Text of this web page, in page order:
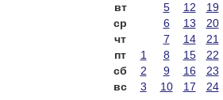
вт
5 12 19
ср
6 13 20
чт
7 14 21
пт
1 8 15 22
сб
2 9 16 23
вс
3 10 17 24